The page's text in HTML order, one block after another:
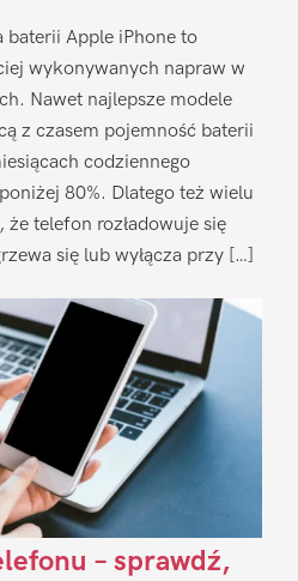
baterii Apple iPhone to
wykonywanych napraw w
Nawet najlepsze modele
z czasem pojemność baterii
codziennego
80%. Dlatego też wielu
telefon rozładowuje się
się lub wyłącza przy […]
– sprawdź,